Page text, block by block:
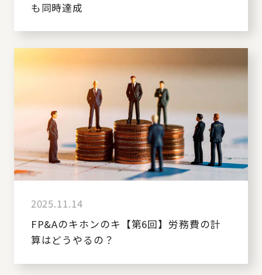
も同時達成
2025.11.14
FP&Aのキホンのキ【第6回】労務費の計
算はどうやるの？